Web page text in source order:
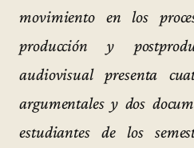
movimiento en los
producción y
audiovisual presenta
argumentales y dos
estudiantes de los